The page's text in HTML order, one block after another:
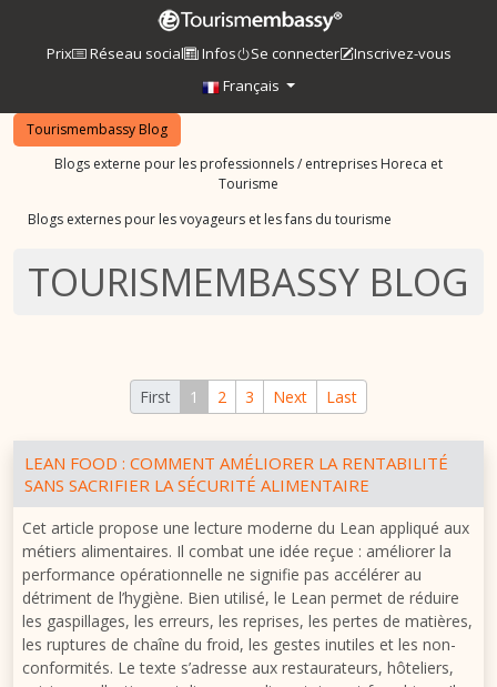
Prix Réseau social Infos Se connecter
Inscrivez-vous
Français
Tourismembassy Blog
Blogs externe pour les professionnels / entreprises Horeca et
Tourisme
Blogs externes pour les voyageurs et les fans du tourisme
TOURISMEMBASSY BLOG
First 1 2 3 Next Last
LEAN FOOD : COMMENT AMÉLIORER LA RENTABILITÉ
SANS SACRIFIER LA SÉCURITÉ ALIMENTAIRE
Cet article propose une lecture moderne du Lean appliqué aux
métiers alimentaires. Il combat une idée reçue : améliorer la
performance opérationnelle ne signifie pas accélérer au
détriment de l’hygiène. Bien utilisé, le Lean permet de réduire
les gaspillages, les erreurs, les reprises, les pertes de matières,
les ruptures de chaîne du froid, les gestes inutiles et les non-
conformités. Le texte s’adresse aux restaurateurs, hôteliers,